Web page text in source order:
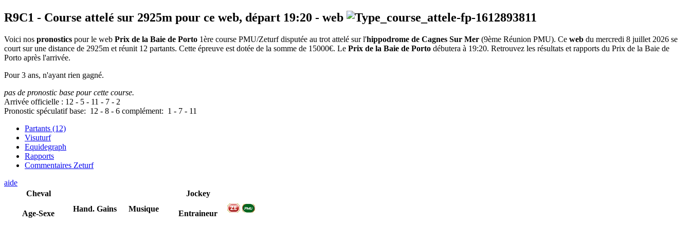
R9C1 - Course attelé sur 2925m pour ce web, départ 19:20 - web
Voici nos pronostics pour le web Prix de la Baie de Porto 1ère course PMU/Zeturf disputée au trot attelé sur l'hippodrome de Cagnes Sur Mer (9ème Réunion PMU). Ce web du mercredi 8 juillet 2026 se
court sur une distance de 2925m et réunit 12 partants. Cette épreuve est dotée de la somme de 15000€. Le Prix de la Baie de Porto débutera à 19:20. Retrouvez les résultats et rapports du Prix de la Baie de
Porto après l'arrivée.
Pour 3 ans, n'ayant rien gagné.
pas de pronostic base pour cette course.
Arrivée officielle : 12 - 5 - 11 - 7 - 2
Pronostic spéculatif base: 12 - 8 - 6 complément: 1 - 7 - 11
Partants (12)
Visuturf
Equidegraph
Rapports
Commentaires Zeturf
aide
Cheval
Age-Sexe
Hand. Gains Musique
Jockey
Entraineur